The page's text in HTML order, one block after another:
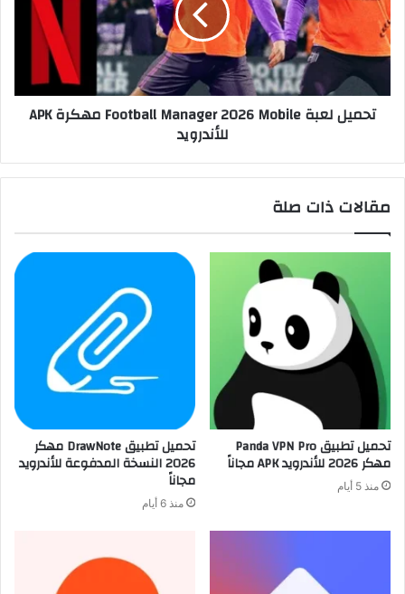
تحميل لعبة Football Manager 2026 Mobile مهكرة APK
للأندرويد
مقالات ذات صلة
تحميل تطبيق Panda VPN Pro
مهكر 2026 للأندرويد APK مجاناً
منذ 5 أيام
تحميل تطبيق DrawNote مهكر
2026 النسخة المدفوعة للأندرويد
مجاناً
منذ 6 أيام